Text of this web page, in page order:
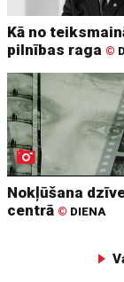
Kā no
pilnības raga ©
Nokļūšana
centrā © DIENA